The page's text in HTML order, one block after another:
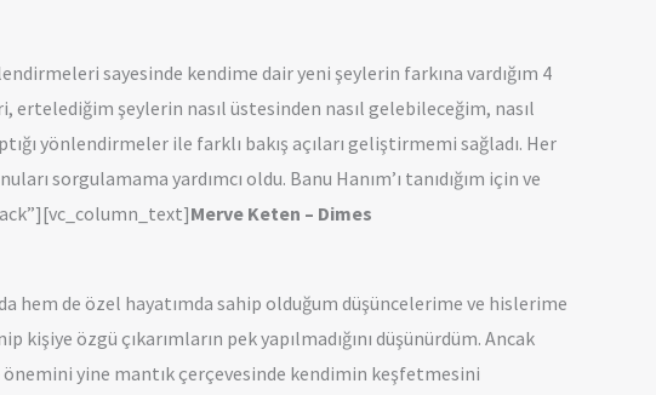
sayesinde kendime dair yeni şeylerin farkına vardığım 4
ertelediğim şeylerin nasıl üstesinden nasıl gelebileceğim, nasıl
yönlendirmeler ile farklı bakış açıları geliştirmemi sağladı. Her
sorgulamama yardımcı oldu. Banu Hanım’ı tanıdığım için ve
Merve Keten – Dimes
hem de özel hayatımda sahip olduğum düşüncelerime ve hislerime
özgü çıkarımların pek yapılmadığını düşünürdüm. Ancak
önemini yine mantık çerçevesinde kendimin keşfetmesini